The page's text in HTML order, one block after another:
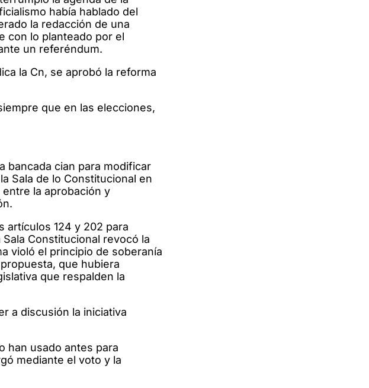
había hablado del
la redacción de una
con lo planteado por el
un referéndum.
la Cn, se aprobó la reforma
que en las elecciones,
bancada cian para modificar
Sala de lo Constitucional en
la aprobación y
artículos 124 y 202 para
Constitucional revocó la
violó el principio de soberanía
que hubiera
que respalden la
a discusión la iniciativa
han usado antes para
mediante el voto y la